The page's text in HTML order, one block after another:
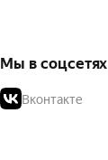
Мы в соцсетях
Вконтакте